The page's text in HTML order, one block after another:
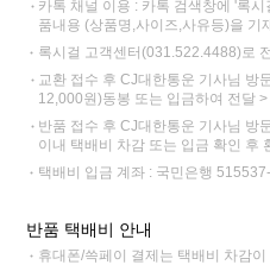
카톡 채널 이용 : 카톡 검색창에 '록
품내용 (상품명,사이즈,사유등)을 기
록시걸 고객센터(031.522.4488)로
교환 접수 후 CJ대한통운 기사님 방
12,000원)동봉 또는 입금하여 전달
반품 접수 후 CJ대한통운 기사님 방
이내 택배비 차감 또는 입금 확인 후
택배비 입금 계좌 : 국민은행
반품 택배비 안내
휴대폰/쓱페이 결제는 택배비 차감